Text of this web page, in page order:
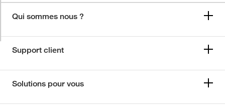
Qui sommes nous ?
Support client
Solutions pour vous